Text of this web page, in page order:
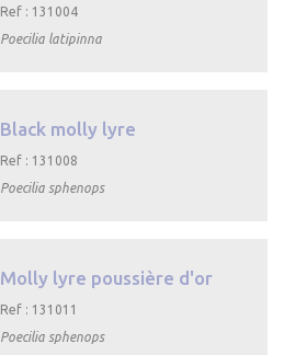
Ref : 131004
Poecilia latipinna
Black molly lyre
Ref : 131008
Poecilia sphenops
Molly lyre poussière d'or
Ref : 131011
Poecilia sphenops